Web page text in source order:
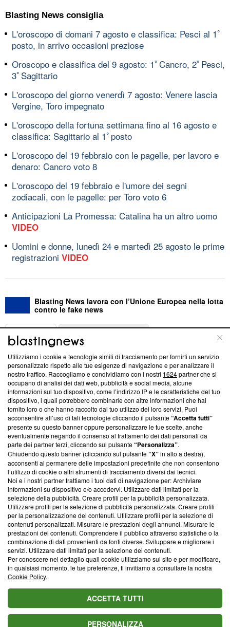
Blasting News consiglia
L'oroscopo di domani 7 agosto e classifica: Pesci al 1ﾟ
posto, in arrivo occasioni preziose
Oroscopo e classifica del 9 agosto: 1ﾟCancro, 2ﾟPesci,
3ﾟSagittario
L'oroscopo del giorno venerdì 7 agosto: Venere lascia
Vergine, Toro impegnato
L'oroscopo della fortuna settimana fino al 16 agosto e
classifica: Sagittario al 1ﾟposto
L'oroscopo del 19 febbraio con le pagelle, per lavoro e
denaro: Cancro voto 8
L'oroscopo del 19 febbraio e l'umore dei segni
zodiacali, con le pagelle: per Toro voto 6
Anticipazioni La Promessa: Catalina ha un altro uomo
VIDEO
Uomini e donne, lunedì 24 e martedì 25 agosto le prime
registrazioni VIDEO
Blasting News lavora con l’Unione Europea nella lotta
contro le fake news
ABOUT
Questa sezione offre informazioni trasparenti su Blasting
News, sui nostri processi editoriali e su come ci impegniamo a
creare news di qualità. Inoltre, afferma la nostra aderenza a
‘Trust Project - News with Integrity’Blasting News non è
ancora membro del programma, ma ha richiesto di farne
parte; Trust Project non ha ancora effettuato una verifica di
conformità agli standard.
Su di noi
Team editoriale
Corporate
Redazione
Informativa Privacy
Cookie Policy
Blasting SA, IDI CHE-247.845.224, Via Carlo Frasca, 3 - 6900
Lugano (Svizzera) Tel:+39 0690258937
© 2026 Blasting News
Utilizziamo i cookie e tecnologie simili di tracciamento per fornirti un servizio
personalizzato rispetto alle tue esigenze di navigazione e per analizzare il
nostro traffico. Raccogliamo e condividiamo con i nostri 1624partner che si
occupano di analisi dei dati web, pubblicità e social media, alcune
informazioni sul tuo dispositivo, come l’indirizzo IP e le caratteristiche del tuo
dispositivo, i quali potrebbero combinarle con altre informazioni che hai
fornito loro o che hanno raccolto dal tuo utilizzo dei loro servizi. Puoi
acconsentire all’uso di tali tecnologie cliccando il pulsante“Accetta tutti”
presente su questo banner oppure personalizzare le tue scelte, anche
eventualmente negando il consenso al trattamento dei dati personali da
parte dei partner terzi, cliccando sul pulsante“Personalizza”.
Chiudendo questo banner (cliccando sul pulsante“X”in alto a destra),
acconsenti al permanere delle impostazioni predefinite che non consentono
l’utilizzo di cookie o altri strumenti di tracciamento diversi dai tecnici.
Noi e i nostri partner trattiamo i tuoi dati di navigazione per: Archiviare
informazioni su dispositivo e/o accedervi. Utilizzare dati limitati per la
selezione della pubblicità. Creare profili per la pubblicità personalizzata.
Utilizzare profili per la selezione di pubblicità personalizzata. Creare profili
per la personalizzazione dei contenuti. Utilizzare profili per la selezione di
contenuti personalizzati. Misurare le prestazioni degli annunci. Misurare le
prestazioni dei contenuti. Comprendere il pubblico attraverso statistiche o la
combinazione di dati provenienti da fonti diverse. Sviluppare e migliorare i
servizi. Utilizzare dati limitati per la selezione dei contenuti.
Per conoscere nel dettaglio quali cookie utilizziamo sul sito e per modificare,
in qualsiasi momento, le tue preferenze, ti invitiamo a consultare la nostra
Cookie Policy.
ACCETTA TUTTI
PERSONALIZZA